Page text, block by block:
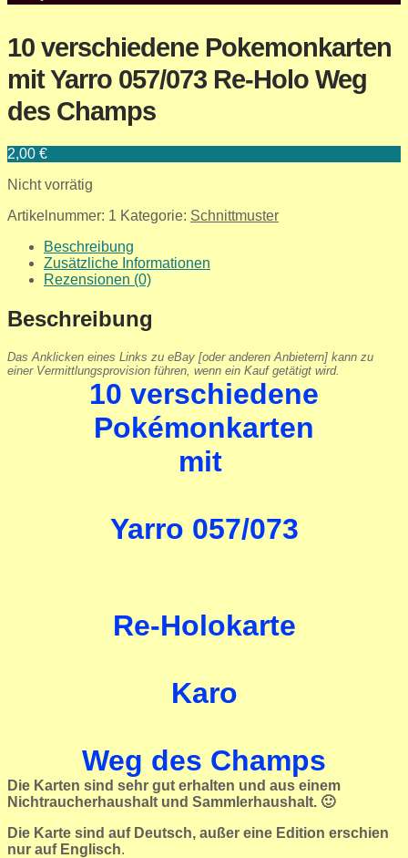
10 verschiedene Pokemonkarten
mit Yarro 057/073 Re-Holo Weg
des Champs
2,00 €
Nicht vorrätig
Artikelnummer: 1 Kategorie: Schnittmuster
Beschreibung
Zusätzliche Informationen
Rezensionen (0)
Beschreibung
Das Anklicken eines Links zu eBay [oder anderen Anbietern] kann zu
einer Vermittlungsprovision führen, wenn ein Kauf getätigt wird.
10 verschiedene
Pokémonkarten
mit
Yarro 057/073
Re-Holokarte
Karo
Weg des Champs
Die Karten sind sehr gut erhalten und aus einem
Nichtraucherhaushalt und Sammlerhaushalt. 🙂
Die Karte sind auf Deutsch, außer eine Edition erschien
nur auf Englisch.